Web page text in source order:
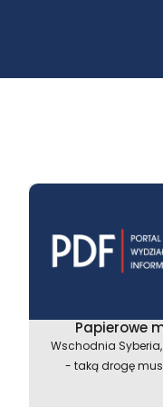
Papierowe
Wschodnia
- taką drogę